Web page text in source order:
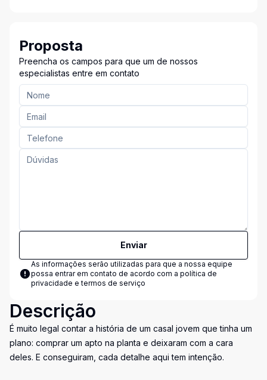
Proposta
Preencha os campos para que um de nossos
especialistas entre em contato
Enviar
As informações serão utilizadas para que a nossa equipe
possa entrar em contato de acordo com a política de
privacidade e termos de serviço
Descrição
É muito legal contar a história de um casal jovem que tinha um
plano: comprar um apto na planta e deixaram com a cara
deles. E conseguiram, cada detalhe aqui tem intenção.